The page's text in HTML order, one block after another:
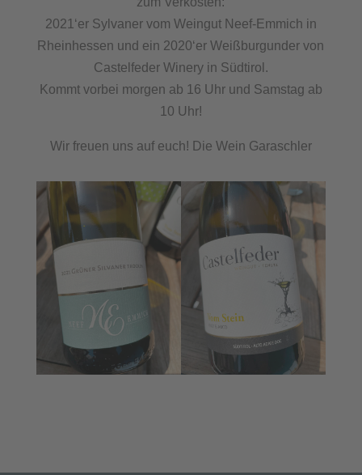
2021‘er Sylvaner vom Weingut Neef-Emmich in
Rheinhessen und ein 2020‘er Weißburgunder von
Castelfeder Winery in Südtirol.
Kommt vorbei morgen ab 16 Uhr und Samstag ab
10 Uhr!
Wir freuen uns auf euch! Die Wein Garaschler